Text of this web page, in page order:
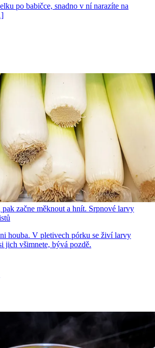
po babičce, snadno v ní narazíte na
začne měknout a hnít. Srpnové larvy
houba. V pletivech pórku se živí larvy
jich všimnete, bývá pozdě.